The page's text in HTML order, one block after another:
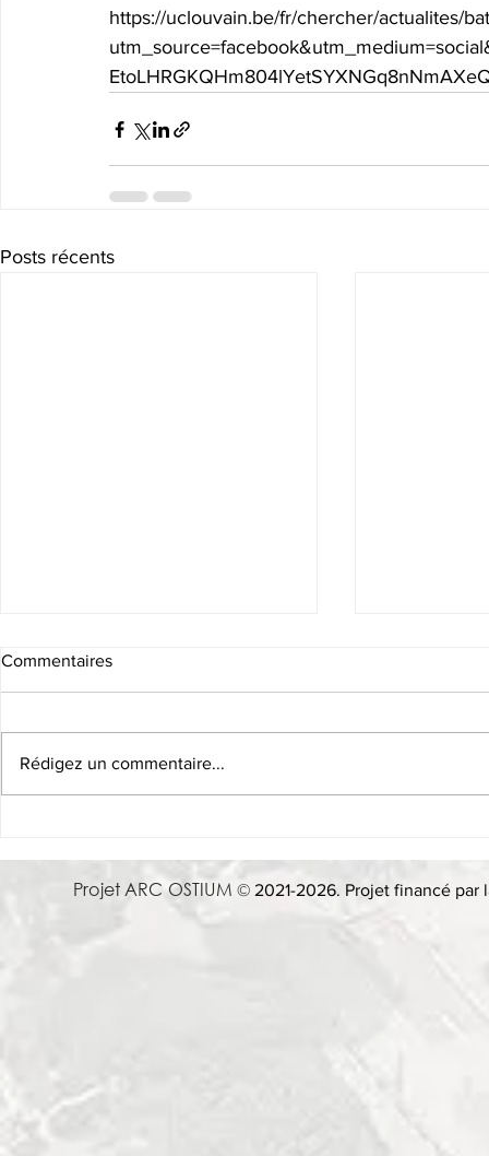
https://uclouvain.be/fr/chercher/actualites/
Posts récents
Archaeology and AI to Play As
the Romans Did
Commentaires
Rédigez un commentaire...
Projet ARC OSTIUM © 2021-2026. Projet financé par